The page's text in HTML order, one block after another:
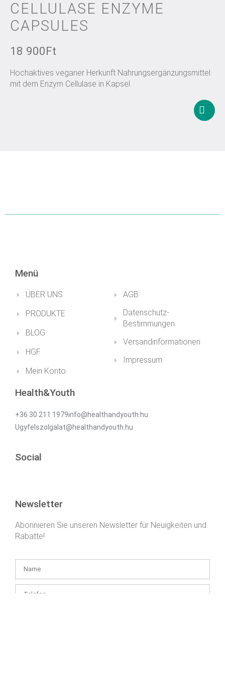
CELLULASE ENZYME
CAPSULES
18 900Ft
Hochaktives veganer Herkunft Nahrungsergänzungsmittel
mit dem Enzym Cellulase in Kapsel
Menü
ÜBER UNS
PRODUKTE
BLOG
HGF
Mein Konto
AGB
Datenschutz-
Bestimmungen
Versandinformationen
Impressum
Health&Youth
+36 30 211 1979info@healthandyouth.hu
Ugyfelszolgalat@healthandyouth.hu
Social
Newsletter
Abonnieren Sie unseren Newsletter für Neuigkeiten und
Rabatte!